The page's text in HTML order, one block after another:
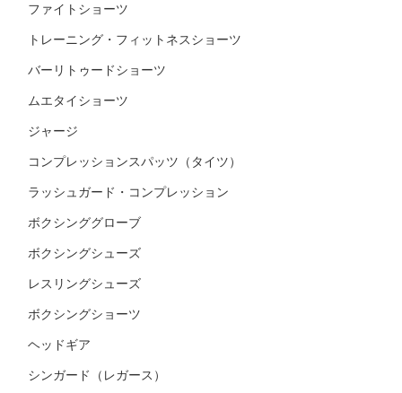
ファイトショーツ
トレーニング・フィットネスショーツ
バーリトゥードショーツ
ムエタイショーツ
ジャージ
コンプレッションスパッツ（タイツ）
ラッシュガード・コンプレッション
ボクシンググローブ
ボクシングシューズ
レスリングシューズ
ボクシングショーツ
ヘッドギア
シンガード（レガース）